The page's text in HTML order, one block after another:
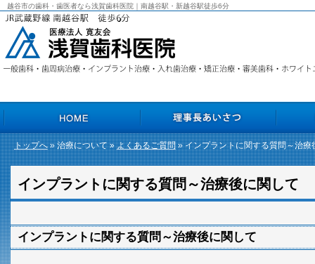
インプラントに関する質問～治療後に関して
越谷市の歯科・歯医者なら浅賀歯科医院｜南越谷駅・新越谷駅徒歩6分
トップへ» 治療について »よくあるご質問» インプラントに関する質問～治療
インプラントに関する質問～治療後に関して
HOME